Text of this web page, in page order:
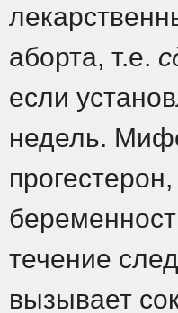
аборта, т.е.
если
недель.
течение
вызывает